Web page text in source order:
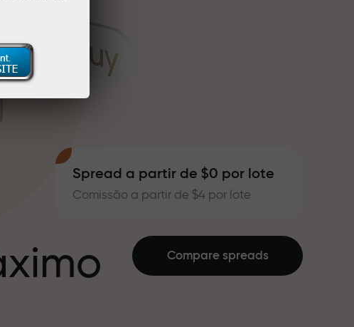
Spread a partir de $0 por lote
Comissão a partir de $4 por lote
Compare spreads